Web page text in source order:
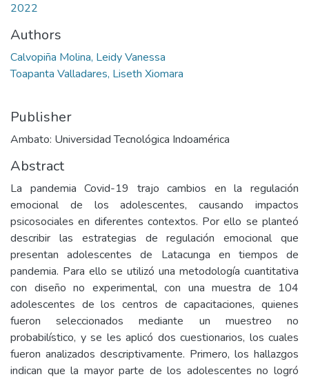
2022
Authors
Calvopiña Molina, Leidy Vanessa
Toapanta Valladares, Liseth Xiomara
Publisher
Ambato: Universidad Tecnológica Indoamérica
Abstract
La pandemia Covid-19 trajo cambios en la regulación
emocional de los adolescentes, causando impactos
psicosociales en diferentes contextos. Por ello se planteó
describir las estrategias de regulación emocional que
presentan adolescentes de Latacunga en tiempos de
pandemia. Para ello se utilizó una metodología cuantitativa
con diseño no experimental, con una muestra de 104
adolescentes de los centros de capacitaciones, quienes
fueron seleccionados mediante un muestreo no
probabilístico, y se les aplicó dos cuestionarios, los cuales
fueron analizados descriptivamente. Primero, los hallazgos
indican que la mayor parte de los adolescentes no logró